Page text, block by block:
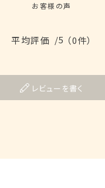
お客様の声
平均評価 /5 （0件）
レビューを書く